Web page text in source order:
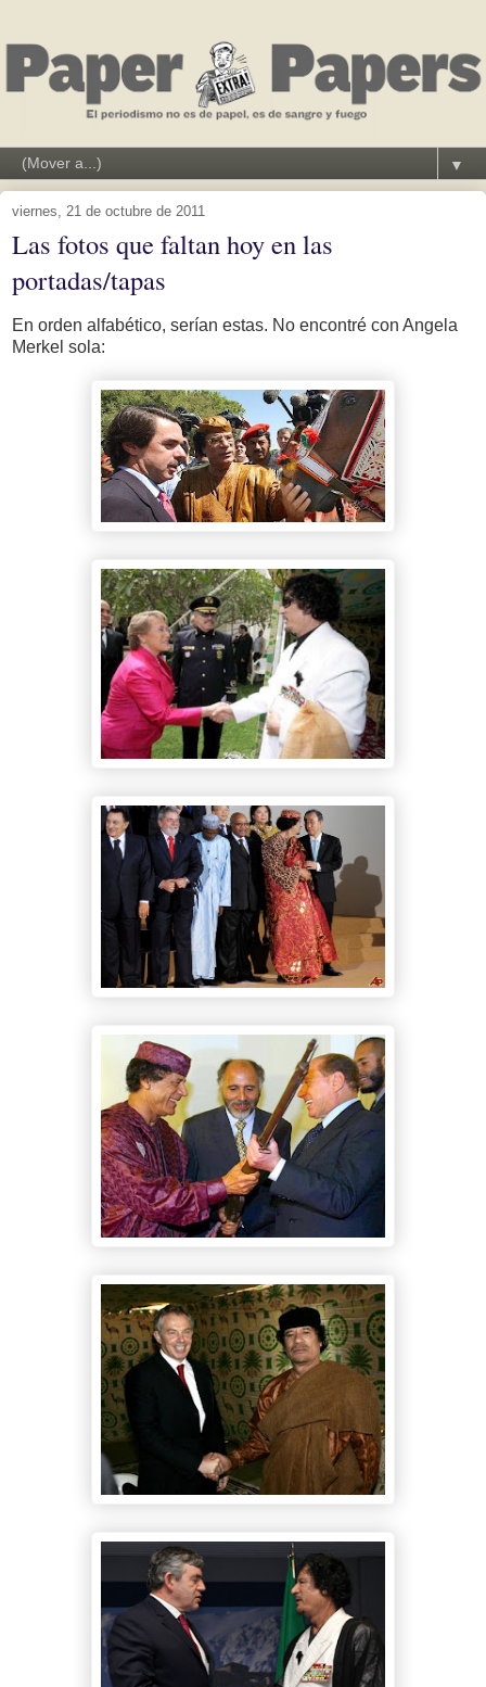
▼
viernes, 21 de octubre de 2011
Las fotos que faltan hoy en las
portadas/tapas
En orden alfabético, serían estas. No encontré con Angela
Merkel sola: